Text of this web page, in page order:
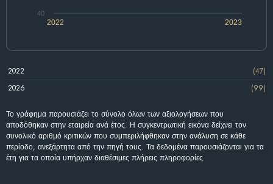
2022 2023
40
2022
(47)
2026
(99)
Το γράφημα παρουσιάζει το σύνολο όλων των αξιολογήσεων που
αποδόθηκαν στην εταιρεία ανά έτος. Η συγκεντρωτική εικόνα δείχνει τον
συνολικό αριθμό κριτικών που συμπεριλήφθηκαν στην ανάλυση σε κάθε
περίοδο, ανεξάρτητα από την πηγή τους. Τα δεδομένα παρουσιάζονται για τα
έτη για τα οποία υπήρχαν διαθέσιμες πλήρεις πληροφορίες.